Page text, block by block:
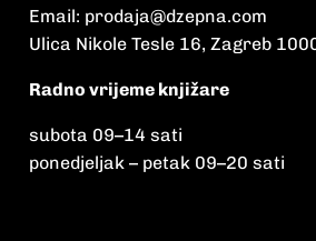
Email: prodaja@dzepna.com
Ulica Nikole Tesle 16, Zagreb
Radno vrijeme knjižare
subota 09–14 sati
ponedjeljak – petak 09–20 sati